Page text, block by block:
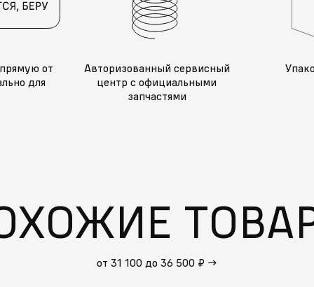
от
для
Авторизованный сервисный
центр с официальными
запчастями
от 31 100 до 36 500 ₽ →